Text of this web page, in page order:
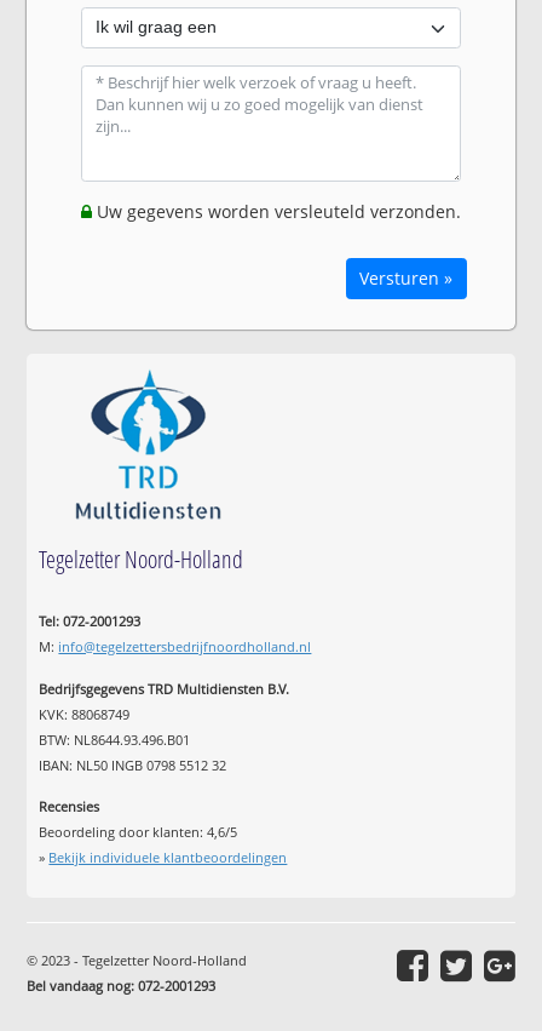
Uw gegevens worden versleuteld verzonden.
Versturen »
Tegelzetter Noord-Holland
Tel: 072-2001293
M: info@tegelzettersbedrijfnoordholland.nl
Bedrijfsgegevens TRD Multidiensten B.V.
KVK: 88068749
BTW: NL8644.93.496.B01
IBAN: NL50 INGB 0798 5512 32
Recensies
Beoordeling door klanten:4,6/5
» Bekijk individuele klantbeoordelingen
© 2023 - Tegelzetter Noord-Holland
Bel vandaag nog: 072-2001293